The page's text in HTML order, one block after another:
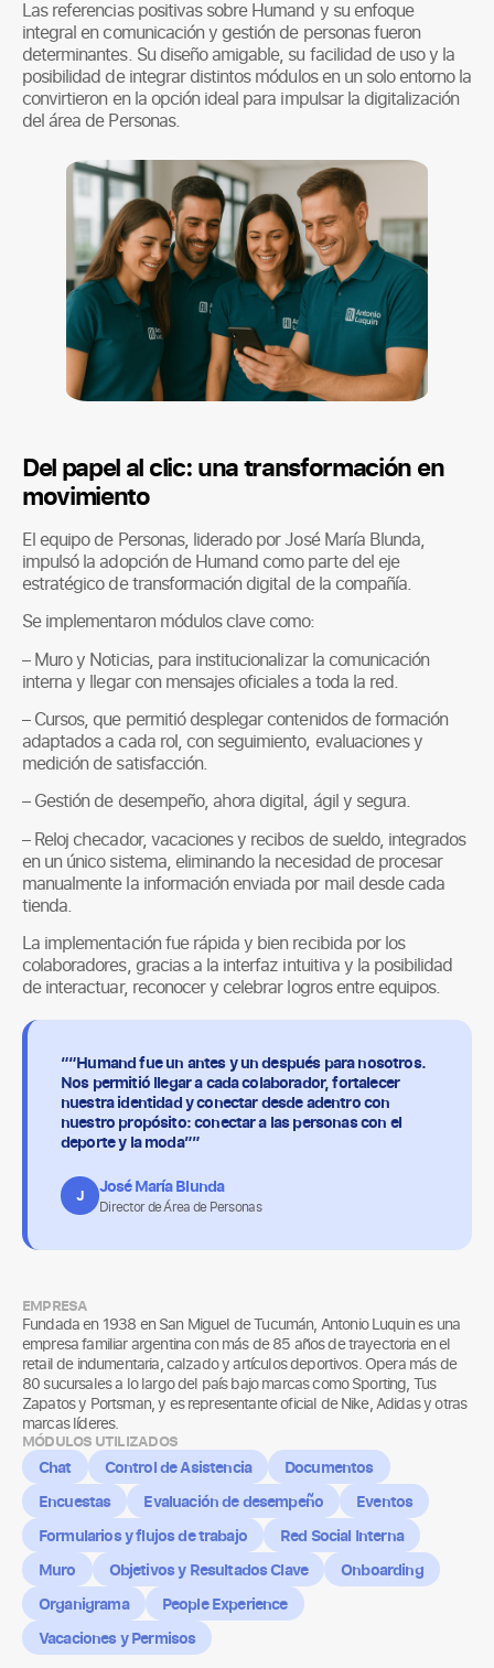
Las referencias positivas sobre Humand y su enfoque
integral en comunicación y gestión de personas fueron
determinantes. Su diseño amigable, su facilidad de uso y la
posibilidad de integrar distintos módulos en un solo entorno la
convirtieron en la opción ideal para impulsar la digitalización
del área de Personas.
Del papel al clic: una transformación en
movimiento
El equipo de Personas, liderado por José María Blunda,
impulsó la adopción de Humand como parte del eje
estratégico de transformación digital de la compañía.
Se implementaron módulos clave como:
– Muro y Noticias, para institucionalizar la comunicación
interna y llegar con mensajes oficiales a toda la red.
– Cursos, que permitió desplegar contenidos de formación
adaptados a cada rol, con seguimiento, evaluaciones y
medición de satisfacción.
– Gestión de desempeño, ahora digital, ágil y segura.
– Reloj checador, vacaciones y recibos de sueldo, integrados
en un único sistema, eliminando la necesidad de procesar
manualmente la información enviada por mail desde cada
tienda.
La implementación fue rápida y bien recibida por los
colaboradores, gracias a la interfaz intuitiva y la posibilidad
de interactuar, reconocer y celebrar logros entre equipos.
““Humand fue un antes y un después para nosotros.
Nos permitió llegar a cada colaborador, fortalecer
nuestra identidad y conectar desde adentro con
nuestro propósito: conectar a las personas con el
deporte y la moda””
J José María Blunda
Director de Área de Personas
EMPRESA
Fundada en 1938 en San Miguel de Tucumán, Antonio Luquin es una
empresa familiar argentina con más de 85 años de trayectoria en el
retail de indumentaria, calzado y artículos deportivos. Opera más de
80 sucursales a lo largo del país bajo marcas como Sporting, Tus
Zapatos y Portsman, y es representante oficial de Nike, Adidas y otras
marcas líderes.
MÓDULOS UTILIZADOS
Chat Control de Asistencia
Documentos
Encuestas
Evaluación de desempeño
Eventos
Formularios y flujos de trabajo
Red Social Interna
Muro
Objetivos y Resultados Clave
Onboarding
Organigrama
People Experience
Vacaciones y Permisos